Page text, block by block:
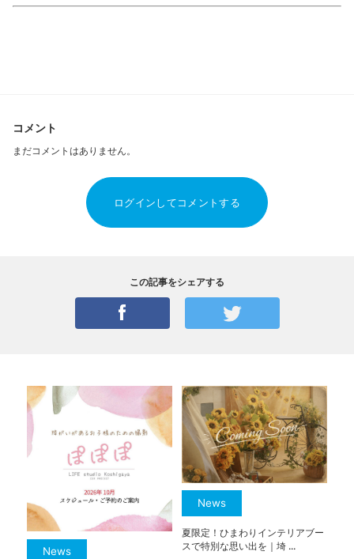
コメント
まだコメントはありません。
ログインしてコメントする
この記事をシェアする
News
News
夏限定！ひまわりインテリアブー
スで特別な思い出を｜埼 ...